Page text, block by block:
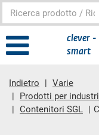
clever -
smart
Indietro
Varie
Prodotti per
Contenitori SGL